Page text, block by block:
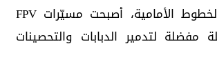
سنويًا. وعلى الخطوط الأمامية، أصبحت مسيّرات FPV
مفضلة لتدمير الدبابات والتحصينات